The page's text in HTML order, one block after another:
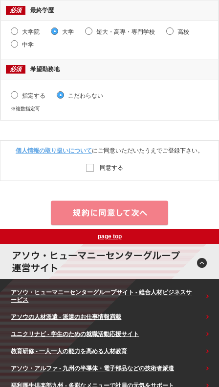
必須 最終学歴
大学院 大学 短大・高専・専門学校
高校
中学
必須 希望勤務地
指定する こだわらない
※複数指定可
個人情報の取り扱いについてにご同意いただいたうえでご登録下さい。
同意する
page top
アソウ・ヒューマニーセンターグループサイト - 総合人材ビジネスサ
ービス
アソウの人材派遣 - 派遣のお仕事情報満載
ユニクリナビ - 学生のための就職活動応援サイト
教育研修 - 一人一人の能力を高める人材教育
アソウ・アルファ - 九州の半導体・電子部品などの技術者派遣
福利厚生倶楽部九州 - 多彩なメニューで社員の元気をサポート